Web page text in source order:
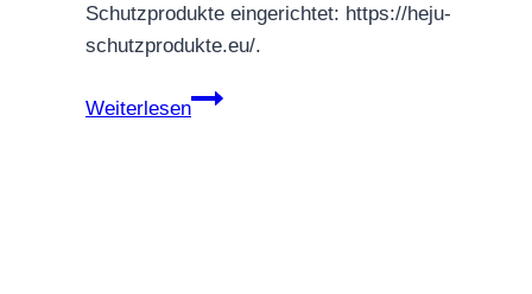
Schutzprodukte eingerichtet: https://heju-
schutzprodukte.eu/.
Weiterlesen
HEJU-